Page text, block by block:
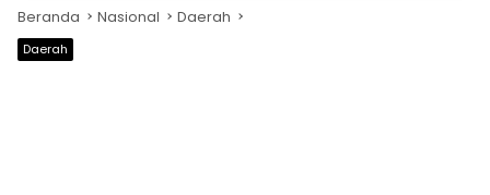
Beranda Nasional Daerah
Daerah